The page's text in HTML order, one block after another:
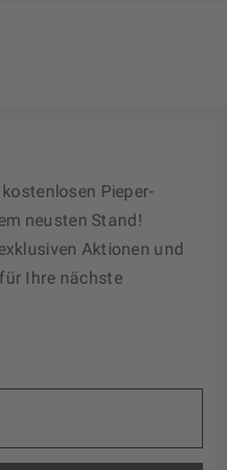
Pieper-
neusten Stand!
Aktionen und
Ihre nächste